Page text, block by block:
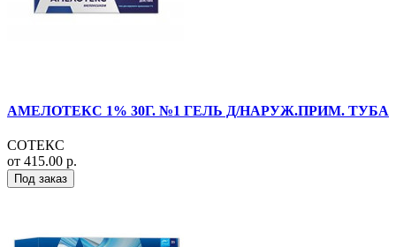
АМЕЛОТЕКС 1% 30Г. №1 ГЕЛЬ Д/НАРУЖ.ПРИМ. ТУБА
СОТЕКС
от 415.00 р.
Под заказ